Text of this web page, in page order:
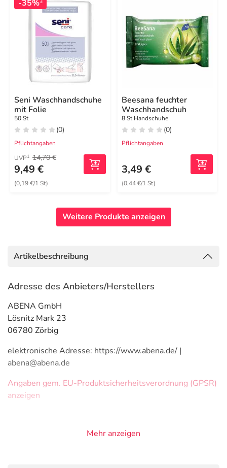
-35%
Seni Waschhandschuhe
mit Folie
50 St
(0)
Pflichtangaben
UVP1 14,70 €
9,49 €
(0,19 €/1 St)
Beesana feuchter
Waschhandschuh
8 St Handschuhe
(0)
Pflichtangaben
3,49 €
(0,44 €/1 St)
Weitere Produkte anzeigen
Artikelbeschreibung
Adresse des Anbieters/Herstellers
ABENA GmbH
Lösnitz Mark 23
06780 Zörbig
elektronische Adresse: https://www.abena.de/ |
abena@abena.de
Angaben gem. EU-Produktsicherheitsverordnung (GPSR)
anzeigen
Mehr anzeigen